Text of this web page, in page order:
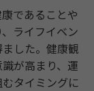
であることや
ライフイベン
した。健康観
が高まり、運
タイミングに